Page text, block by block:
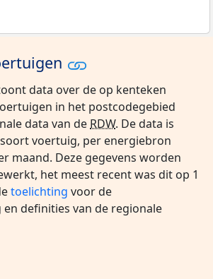
data over de op kenteken
in het postcodegebied
data van de RDW. De data is
voertuig, per energiebron
maand. Deze gegevens worden
het meest recent was dit op 1
toelichting voor de
definities van de regionale